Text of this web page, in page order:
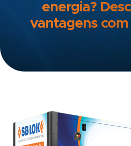
energia?
vantagens com